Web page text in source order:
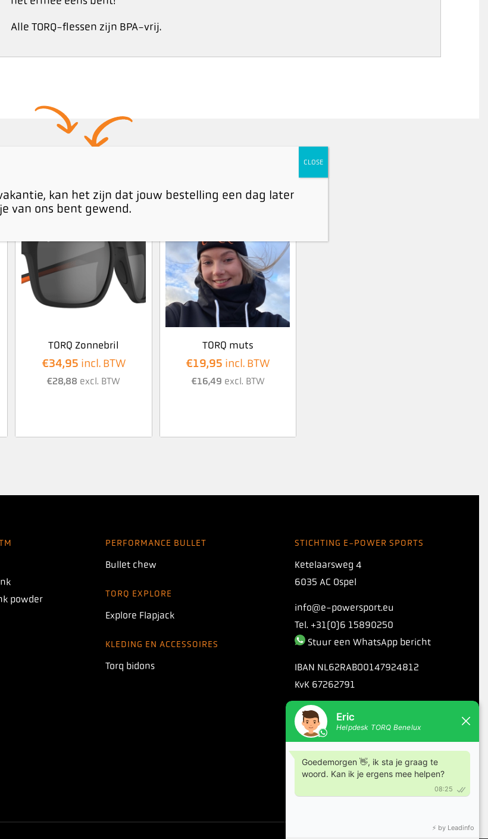
Alle TORQ-flessen zijn BPA-vrij.
TORQ Zonnebril
€34,95 incl. BTW
€28,88 excl. BTW
TORQ muts
€19,95 incl. BTW
€16,49 excl. BTW
powder
PERFORMANCE BULLET
Bullet chew
TORQ EXPLORE
Explore Flapjack
KLEDING EN ACCESSOIRES
Torq bidons
STICHTING E-POWER SPORTS
Ketelaarsweg 4
6035 AC Ospel
info@e-powersport.eu
Tel. +31(0)6 15890250
Stuur een WhatsApp bericht
IBAN NL62RABO0147924812
KvK67262791
ONZE OPENINGSTIJDEN
Ma t/m vrij 08:30 tot 21:00
Zaterdag 08:30 tot 14:00
Zondag 08:30 tot 12:00
kan het zijn dat jouw bestelling een dag later
van ons bent gewend.
CLOSE